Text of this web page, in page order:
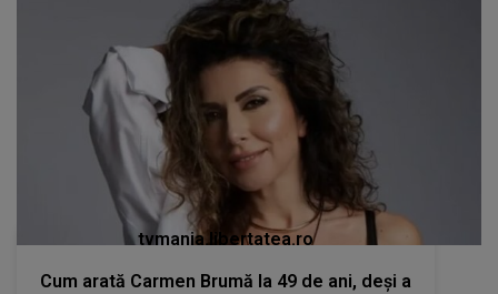
tvmania.libertatea.ro
Cum arată Carmen Brumă la 49 de ani, deși a